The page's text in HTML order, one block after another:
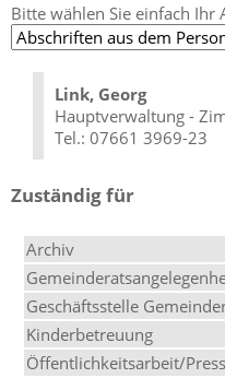
Bitte wählen Sie einfach Ihr
Link, Georg
Hauptverwaltung -
Tel.: 07661 3969-23
Zuständig für
Archiv
Geschäftsstelle
Kinderbetreuung
Öffentlichkeitsarbeit/